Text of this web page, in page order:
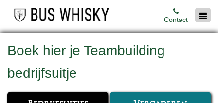
Contact
Boek hier je Teambuilding
bedrijfsuitje